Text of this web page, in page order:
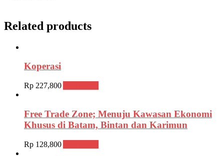
Related products
Koperasi
Rp 227,800
Free Trade Zone; Menuju Kawasan Ekonomi
Khusus di Batam, Bintan dan Karimun
Rp 128,800